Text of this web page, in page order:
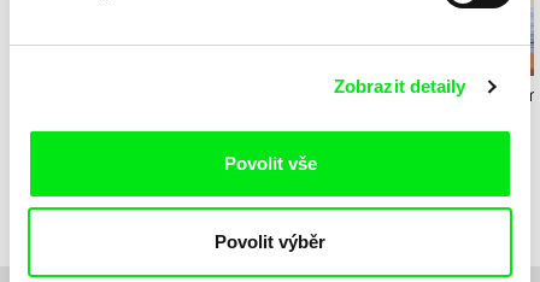
Zobrazit detaily
Povolit vše
Povolit výběr
Julie Fournier
Camille​